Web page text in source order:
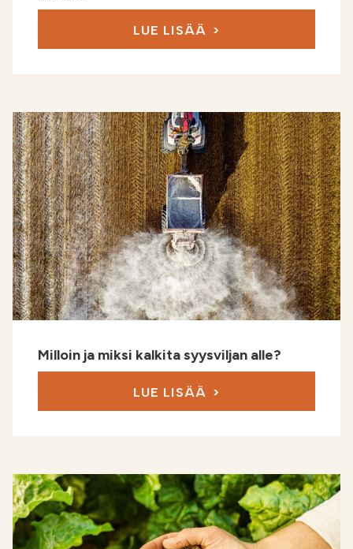
LUE LISÄÄ
Milloin ja miksi kalkita syysviljan alle?
LUE LISÄÄ